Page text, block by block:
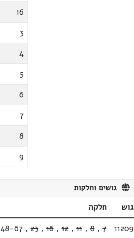
16
3
4
5
6
7
8
9
גושים וחלקות
גוש
חלקה
11209
7
,
8
,
11
,
12
,
16
,
23
,
48-67